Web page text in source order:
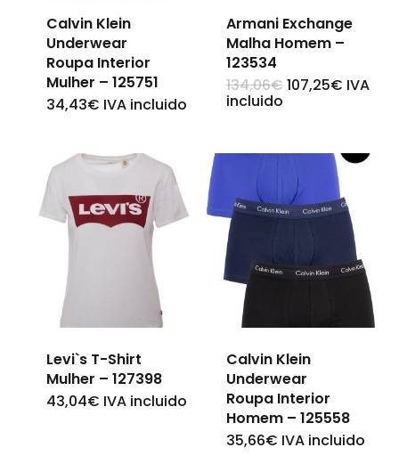
Calvin Klein
Underwear
Roupa Interior
Mulher – 125751
34,43€ IVA incluido
This
has
multiple
variants.
The
options
be
chosen
on
Armani Exchange
Malha Homem –
123534
134,06€O
preço
107,25€OIVA
incluido
This
multiple
variants.
options
the
product
Levi`s T-Shirt
Mulher – 127398
43,04€ IVA incluido
This
Calvin Klein
Underwear
Roupa Interior
Homem – 125558
35,66€ IVA incluido
This